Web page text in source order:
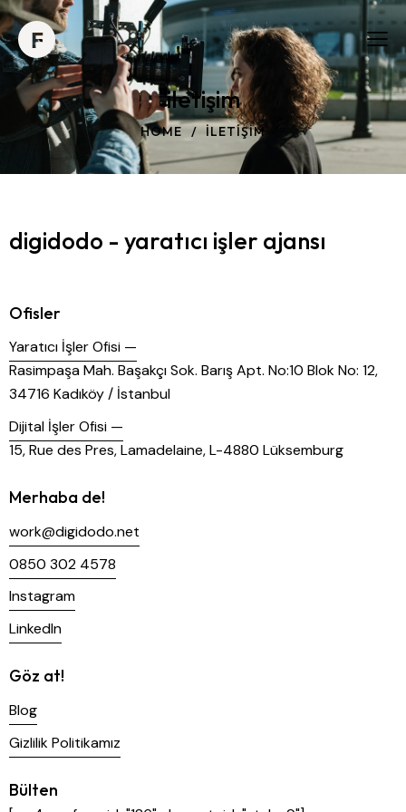
iletişim
HOME ILETIŞIM
digidodo - yaratıcı işler ajansı
Ofisler
Yaratıcı İşler Ofisi —
Rasimpaşa Mah. Başakçı Sok. Barış Apt. No:10 Blok No: 12,
34716 Kadıköy / İstanbul
Dijital İşler Ofisi —
15, Rue des Pres, Lamadelaine, L-4880 Lüksemburg
Merhaba de!
work@digidodo.net
0850 302 4578
Instagram
LinkedIn
Göz at!
Blog
Gizlilik Politikamız
Bülten